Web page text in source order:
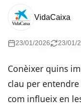
VidaCaixa
23/01/2026 23/01/
Conèixer quins
clau per
com influeix en